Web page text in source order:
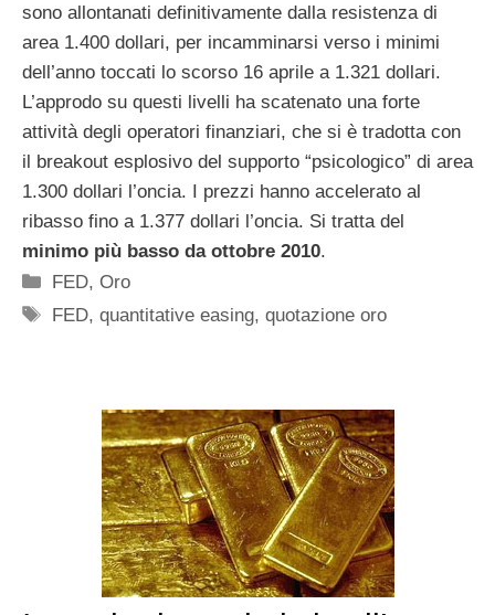
sono allontanati definitivamente dalla resistenza di
area 1.400 dollari, per incamminarsi verso i minimi
dell’anno toccati lo scorso 16 aprile a 1.321 dollari.
L’approdo su questi livelli ha scatenato una forte
attività degli operatori finanziari, che si è tradotta con
il breakout esplosivo del supporto “psicologico” di area
1.300 dollari l’oncia. I prezzi hanno accelerato al
ribasso fino a 1.377 dollari l’oncia. Si tratta del
minimo più basso da ottobre 2010.
Categorie
FED,Oro
Tag
FED,quantitative easing,quotazione oro